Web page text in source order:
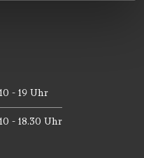
Nutzung der Dienste
10 - 19 Uhr
10 - 18.30 Uhr